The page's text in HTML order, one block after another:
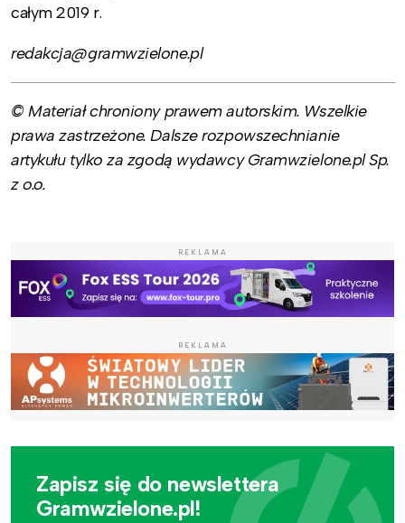
całym 2019 r.
redakcja@gramwzielone.pl
© Materiał chroniony prawem autorskim. Wszelkie
prawa zastrzeżone. Dalsze rozpowszechnianie
artykułu tylko za zgodą wydawcy Gramwzielone.pl Sp.
z o.o.
REKLAMA
REKLAMA
Zapisz się do newslettera
Gramwzielone.pl!